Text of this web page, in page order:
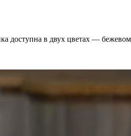
доступна в двух цветах —